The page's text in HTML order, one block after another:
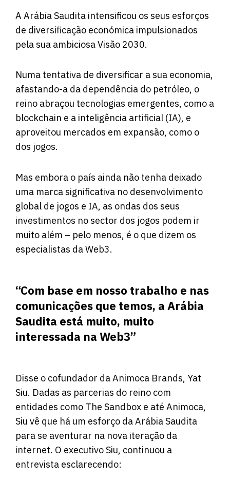
A Arábia Saudita intensificou os seus esforços
de diversificação económica impulsionados
pela sua ambiciosa Visão 2030.
Numa tentativa de diversificar a sua economia,
afastando-a da dependência do petróleo, o
reino abraçou tecnologias emergentes, como a
blockchain e a inteligência artificial (IA), e
aproveitou mercados em expansão, como o
dos jogos.
Mas embora o país ainda não tenha deixado
uma marca significativa no desenvolvimento
global de jogos e IA, as ondas dos seus
investimentos no sector dos jogos podem ir
muito além – pelo menos, é o que dizem os
especialistas da Web3.
“Com base em nosso trabalho e nas
comunicações que temos, a Arábia
Saudita está muito, muito
interessada na Web3”
Disse o cofundador da Animoca Brands, Yat
Siu. Dadas as parcerias do reino com
entidades como The Sandbox e até Animoca,
Siu vê que há um esforço da Arábia Saudita
para se aventurar na nova iteração da
internet. O executivo Siu, continuou a
entrevista esclarecendo: